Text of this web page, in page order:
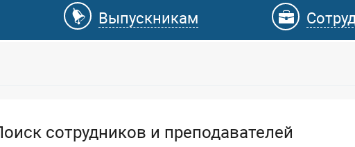
Выпускникам
сотрудников и преподавателей